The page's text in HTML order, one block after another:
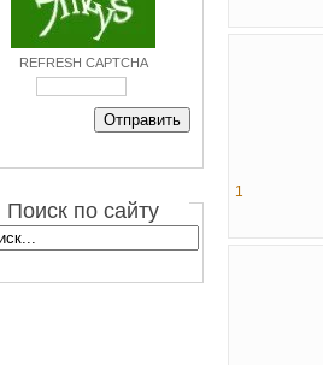
REFRESH CAPTCHA
Поиск по сайту
1